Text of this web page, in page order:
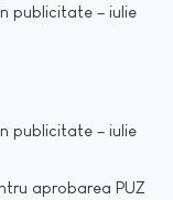
publicitate – iulie
publicitate – iulie
aprobarea PUZ